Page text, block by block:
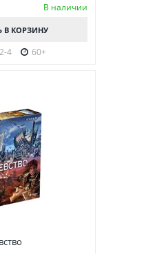
В наличии
В КОРЗИНУ
2-4 60+